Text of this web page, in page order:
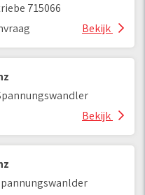
715066
Bekijk
Bekijk